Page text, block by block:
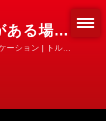
ある場合
するか、
連絡く
トルク
ーション | トルク